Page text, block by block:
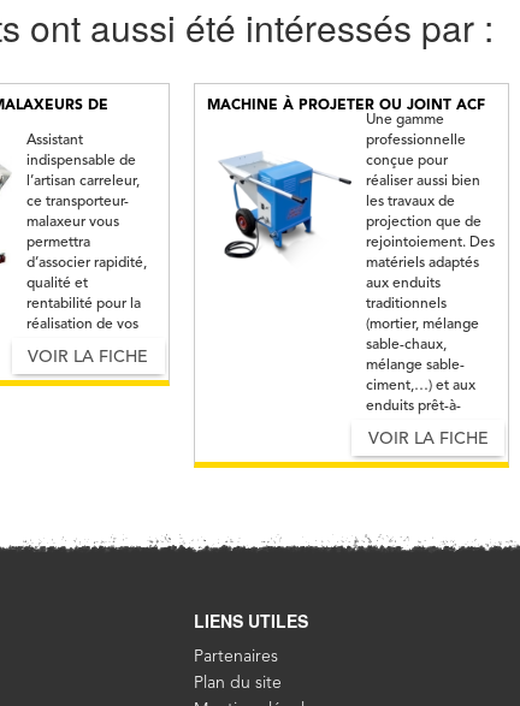
ont aussi été intéressés par :
DE
Assistant
indispensable de
l’artisan carreleur,
ce transporteur-
malaxeur vous
permettra
d’associer rapidité,
qualité et
rentabilité pour la
réalisation de vos
VOIR LA FICHE
MACHINE À PROJETER OU JOINT ACF
Une gamme
professionnelle
conçue pour
réaliser aussi bien
les travaux de
projection que de
rejointoiement. Des
matériels adaptés
aux enduits
traditionnels
(mortier, mélange
sable-chaux,
mélange sable-
ciment,…) et aux
enduits prêt-à-
VOIR LA FICHE
LIENS UTILES
Partenaires
Plan du site